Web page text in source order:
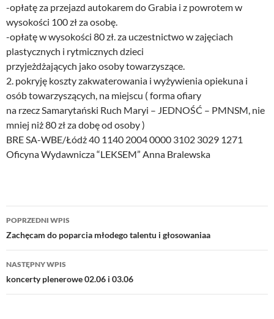
-opłatę za przejazd autokarem do Grabia i z powrotem w
wysokości 100 zł za osobę.
-opłatę w wysokości 80 zł. za uczestnictwo w zajęciach
plastycznych i rytmicznych dzieci
przyjeżdżających jako osoby towarzyszące.
2. pokryję koszty zakwaterowania i wyżywienia opiekuna i
osób towarzyszących, na miejscu ( forma ofiary
na rzecz Samarytański Ruch Maryi – JEDNOŚĆ – PMNSM, nie
mniej niż 80 zł za dobę od osoby )
BRE SA-WBE/Łódż 40 1140 2004 0000 3102 3029 1271
Oficyna Wydawnicza “LEKSEM” Anna Bralewska
Nawigacja
wpisu
POPRZEDNI WPIS
Zachęcam do poparcia młodego talentu i głosowaniaa
NASTĘPNY WPIS
koncerty plenerowe 02.06 i 03.06